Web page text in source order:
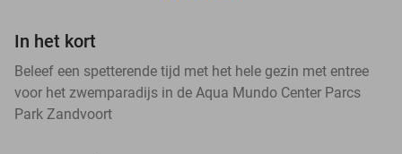
In het kort
Beleef een spetterende tijd met het hele gezin met entree
voor het zwemparadijs in de Aqua Mundo Center Parcs
Park Zandvoort